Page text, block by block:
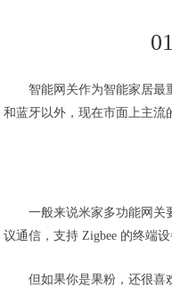
智能网关作为智能家居最
和蓝牙以外，现在市面上主流
一般来说米家多功能网关
议通信，支持 Zigbee 的终端
但如果你是果粉，还很喜